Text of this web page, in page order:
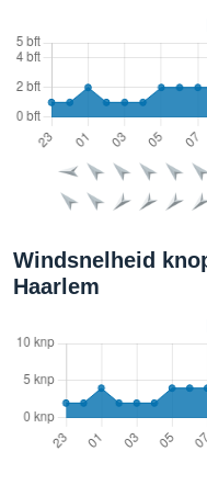
Windsnelheid
Haarlem